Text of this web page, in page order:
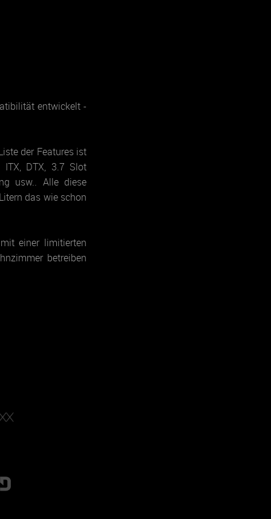
entwickelt -
der Features ist
ITX, DTX, 3.7 Slot
usw.. Alle diese
das wie schon
einer limitierten
betreiben